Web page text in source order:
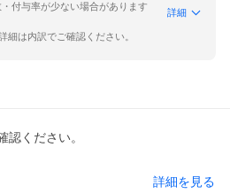
付与率が少ない場合があります
詳細
細は内訳でご確認ください。
認ください。
詳細を見る